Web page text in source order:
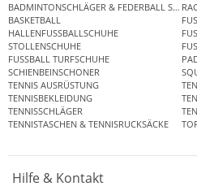
BADMINTONSCHLÄGER & FEDERBALL SETS
BASKETBALL
HALLENFUSSBALLSCHUHE
STOLLENSCHUHE
FUSSBALL TURFSCHUHE
SCHIENBEINSCHONER
TENNIS AUSRÜSTUNG
TENNISBEKLEIDUNG
TENNISSCHLÄGER
TENNISTASCHEN & TENNISRUCKSÄCKE
Hilfe & Kontakt